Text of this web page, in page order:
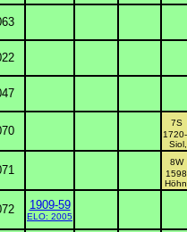
7S
1909-59
ELO: 2005